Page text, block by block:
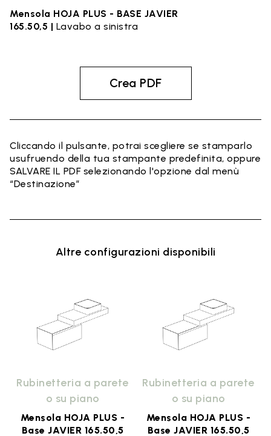
Mensola HOJA PLUS - BASE JAVIER
165.50,5 | Lavabo a sinistra
Crea PDF
Cliccando il pulsante, potrai scegliere se stamparlo
usufruendo della tua stampante predefinita, oppure
SALVARE IL PDF selezionando l'opzione dal menù
“Destinazione”
Altre configurazioni disponibili
Rubinetteria a parete
o su piano
Mensola HOJA PLUS -
Base JAVIER 165.50,5
Rubinetteria a parete
o su piano
Mensola HOJA PLUS -
Base JAVIER 165.50,5